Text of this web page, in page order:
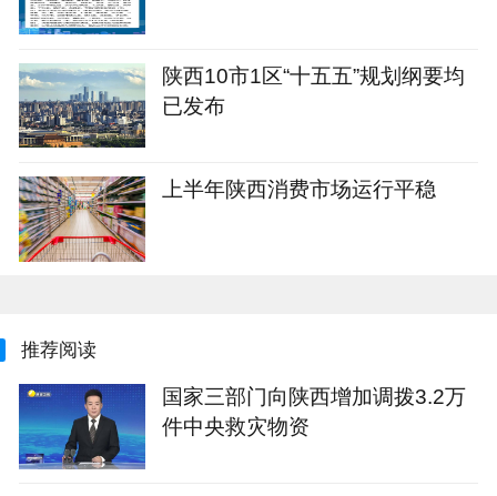
陕西10市1区“十五五”规划纲要均
已发布
上半年陕西消费市场运行平稳
推荐阅读
国家三部门向陕西增加调拨3.2万
件中央救灾物资